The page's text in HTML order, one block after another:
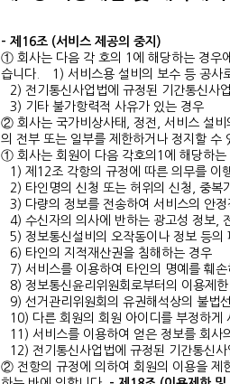
- 제16조 (서비스 제공의 중지)
① 회사는 다음 각 호의 1에 해당하는 경우
습니다.
1) 서비스용 설비의 보수 등 공사
2) 전기통신사업법에 규정된 기간통신사
3) 기타 불가항력적 사유가 있는 경우
② 회사는 국가비상사태, 정전, 서비스 설비
의 전부 또는 일부를 제한하거나 정지할 수
① 회사는 회원이 다음 각호의1에 해당하는
1) 제12조 각항의 규정에 따른 의무를 이
2) 타인명의 신청 또는 허위의 신청, 중복
3) 다량의 정보를 전송하여 서비스의 안
4) 수신자의 의사에 반하는 광고성 정보,
5) 정보통신설비의 오작동이나 정보 등
6) 타인의 지적재산권을 침해하는 경우
7) 서비스를 이용하여 타인의 명예를 훼
8) 정보통신윤리위원회로부터의 이용제
9) 선거관리위원회의 유권해석상의 불법
10) 다른 회원의 회원 아이디를 부정하게
11) 서비스를 이용하여 얻은 정보를 회사
12) 전기통신사업법에 규정된 기간통신
② 전항의 규정에 의하여 회원의 이용을 제